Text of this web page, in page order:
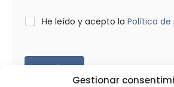
Gestionar
L
*
He leído y acepto la Política de
Enviar